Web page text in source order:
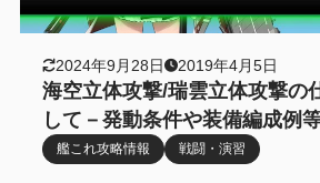
2024年9月28日 2019年4月5日
海空立体攻撃/瑞雲立体攻撃の
して－発動条件や装備編成例
艦これ攻略情報 戦闘・演習